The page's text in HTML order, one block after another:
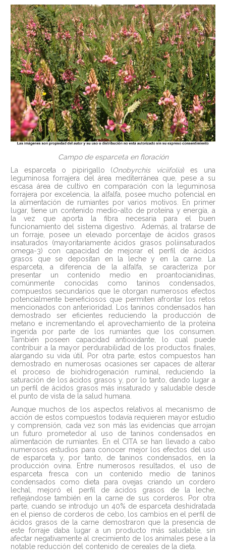
Campo de esparceta en floración
La esparceta o pipirigallo (Onobyrchis viciifolia) es una
leguminosa forrajera del área mediterránea que, pese a su
escasa área de cultivo en comparación con la leguminosa
forrajera por excelencia, la alfalfa, posee mucho potencial en
la alimentación de rumiantes por varios motivos. En primer
lugar, tiene un contenido medio-alto de proteína y energía, a
la vez que aporta la fibra necesaria para el buen
funcionamiento del sistema digestivo. Además, al tratarse de
un forraje, posee un elevado porcentaje de ácidos grasos
insaturados (mayoritariamente ácidos grasos poliinsaturados
omega-3) con capacidad de mejorar el perfil de ácidos
grasos que se depositan en la leche y en la carne. La
esparceta, a diferencia de la alfalfa, se caracteriza por
presentar un contenido medio en proantocianidinas,
comúnmente conocidas como taninos condensados,
compuestos secundarios que le otorgan numerosos efectos
potencialmente beneficiosos que permiten afrontar los retos
mencionados con anterioridad. Los taninos condensados han
demostrado ser eficientes reduciendo la producción de
metano e incrementando el aprovechamiento de la proteína
ingerida por parte de los rumiantes que los consumen.
También poseen capacidad antioxidante, lo cual puede
contribuir a la mayor perdurabilidad de los productos finales,
alargando su vida útil. Por otra parte, estos compuestos han
demostrado en numerosas ocasiones ser capaces de alterar
el proceso de biohidrogenación ruminal, reduciendo la
saturación de los ácidos grasos y, por lo tanto, dando lugar a
un perfil de ácidos grasos más insaturado y saludable desde
el punto de vista de la salud humana.
Aunque muchos de los aspectos relativos al mecanismo de
acción de estos compuestos todavía requieren mayor estudio
y comprensión, cada vez son más las evidencias que arrojan
un futuro prometedor al uso de taninos condensados en
alimentación de rumiantes. En el CITA se han llevado a cabo
numerosos estudios para conocer mejor los efectos del uso
de esparceta y, por tanto, de taninos condensados, en la
producción ovina. Entre numerosos resultados, el uso de
esparceta fresca con un contenido medio de taninos
condensados como dieta para ovejas criando un cordero
lechal, mejoró el perfil de ácidos grasos de la leche,
reflejándose también en la carne de sus corderos. Por otra
parte, cuando se introdujo un 40% de esparceta deshidratada
en el pienso de corderos de cebo, los cambios en el perfil de
ácidos grasos de la carne demostraron que la presencia de
este forraje daba lugar a un producto más saludable, sin
afectar negativamente al crecimiento de los animales pese a la
notable reducción del contenido de cereales de la dieta.